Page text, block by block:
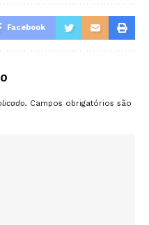
Facebook
Campos obrigatórios são